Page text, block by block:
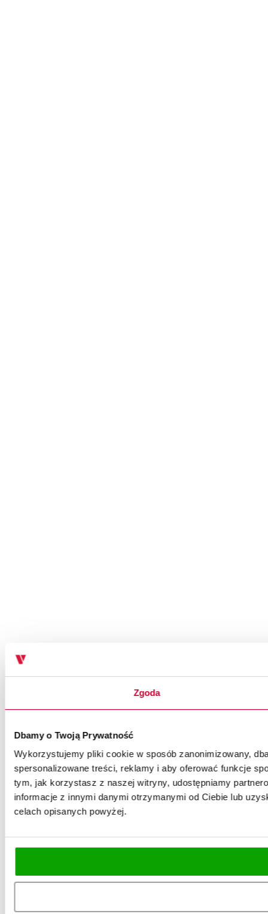
Zgoda
Dbamy o Twoją Prywatność
Wykorzystujemy pliki cookie w sposób zanonimizowany,
spersonalizowane treści, reklamy i aby oferować funkcje
tym, jak korzystasz z naszej witryny, udostępniamy
informacje z innymi danymi otrzymanymi od Ciebie lub
celach opisanych powyżej.